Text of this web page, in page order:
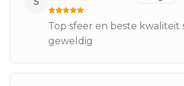
Top sfeer en beste kwaliteit
geweldig